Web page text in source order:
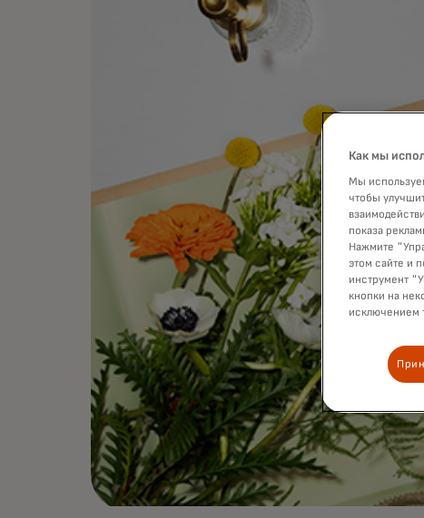
Как мы
Мы
чтобы
показа
Нажмите
этом сайте и
инструмент
кнопки на
исключением